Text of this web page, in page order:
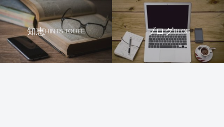
知恵HINTS TOLIFE ブログBLOG